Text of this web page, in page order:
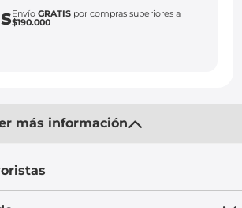
EnvíoGRATIS por compras superiores a
$190.000
más información